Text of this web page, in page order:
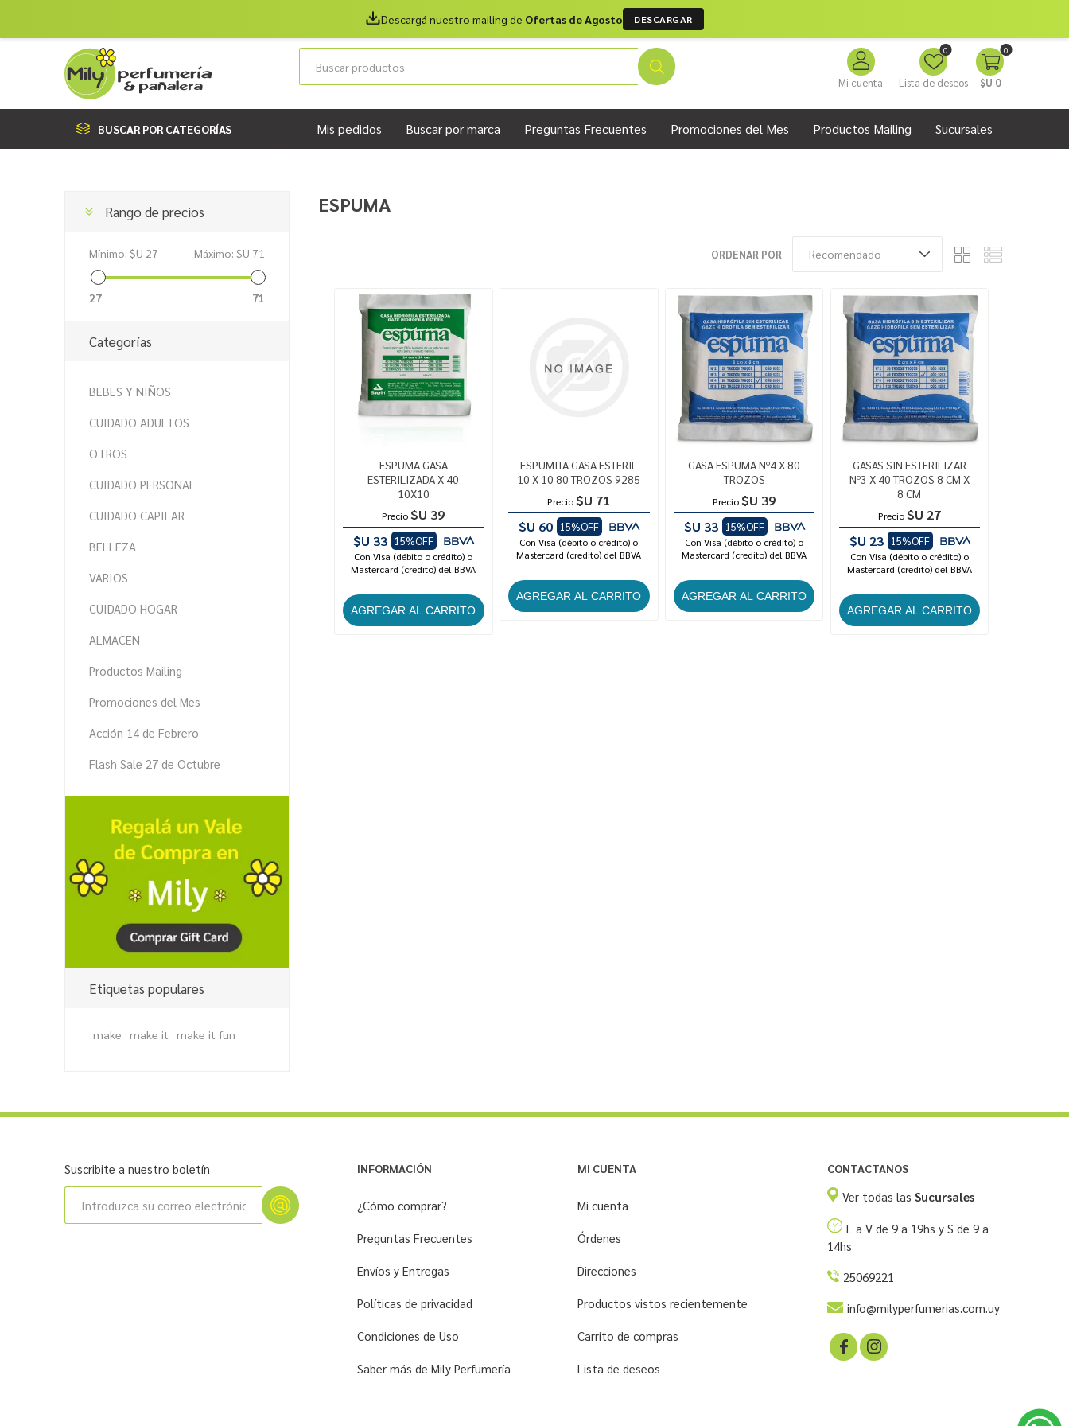
Descargá nuestro mailing de Ofertas de Agosto DESCARGAR
Mi cuenta Lista de deseos
0 0
$U 0
BUSCAR POR CATEGORÍAS Mis pedidos Buscar por marca Preguntas Frecuentes Promociones del Mes Productos Mailing Sucursales
ESPUMA
ORDENAR POR
ESPUMA GASA
ESTERILIZADA X 40
10X10
Precio $U 39
$U 33 15%OFF
Con Visa (débito o crédito) o
Mastercard (credito) del BBVA
ESPUMITA GASA ESTERIL
10 X 10 80 TROZOS 9285
Precio $U 71
$U 60 15%OFF
Con Visa (débito o crédito) o
Mastercard (credito) del BBVA
GASA ESPUMA Nº4 X 80
TROZOS
Precio $U 39
$U 33 15%OFF
Con Visa (débito o crédito) o
Mastercard (credito) del BBVA
GASAS SIN ESTERILIZAR
Nº3 X 40 TROZOS 8 CM X
8 CM
Precio $U 27
$U 23 15%OFF
Con Visa (débito o crédito) o
Mastercard (credito) del BBVA
Rango de precios
Mínimo: $U 27 Máximo: $U 71
27 71
Categorías
BEBES Y NIÑOS
CUIDADO ADULTOS
OTROS
CUIDADO PERSONAL
CUIDADO CAPILAR
BELLEZA
VARIOS
CUIDADO HOGAR
ALMACEN
Productos Mailing
Promociones del Mes
Acción 14 de Febrero
Flash Sale 27 de Octubre
Etiquetas populares
make make it make it fun
Suscribite a nuestro boletín INFORMACIÓN
¿Cómo comprar?
Preguntas Frecuentes
Envíos y Entregas
Políticas de privacidad
Condiciones de Uso
Saber más de Mily Perfumería
MI CUENTA
Mi cuenta
Órdenes
Direcciones
Productos vistos recientemente
Carrito de compras
Lista de deseos
CONTACTANOS
Ver todas las Sucursales
L a V de 9 a 19hs y S de 9 a
14hs
25069221
info@milyperfumerias.com.uy